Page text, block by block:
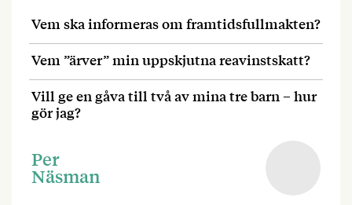
Vem ska informeras om framtidsfullmakten?
Vem ”ärver” min uppskjutna reavinstskatt?
Vill ge en gåva till två av mina tre barn – hur
gör jag?
Per
Näsman